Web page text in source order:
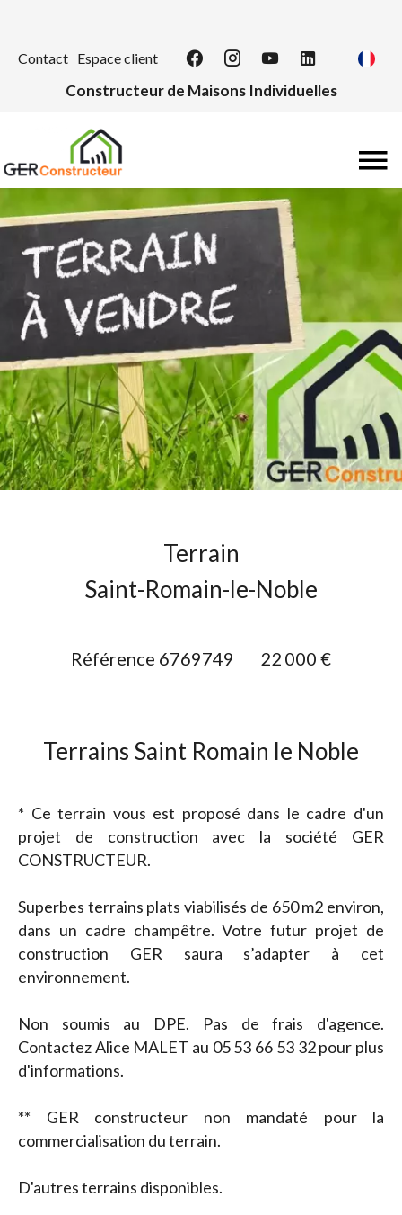
Contact Espace client
Constructeur de Maisons Individuelles
Terrain
Saint-Romain-le-Noble
Référence 6769749 22 000 €
Terrains Saint Romain le Noble
* Ce terrain vous est proposé dans le cadre d'un
projet de construction avec la société GER
CONSTRUCTEUR.
Superbes terrains plats viabilisés de 650 m2 environ,
dans un cadre champêtre. Votre futur projet de
construction GER saura s’adapter à cet
environnement.
Non soumis au DPE. Pas de frais d'agence.
Contactez Alice MALET au 05 53 66 53 32 pour plus
d'informations.
** GER constructeur non mandaté pour la
commercialisation du terrain.
D'autres terrains disponibles.